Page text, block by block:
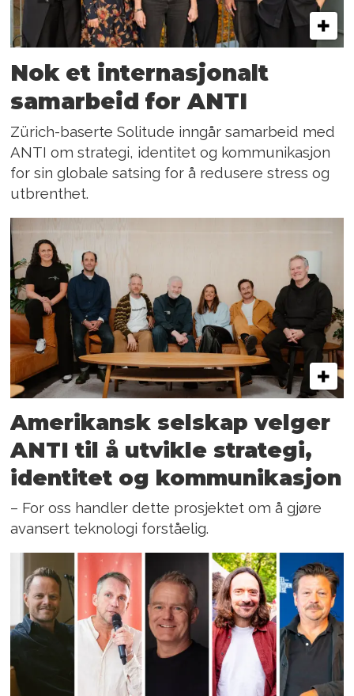
Nok et internasjonalt
samarbeid for ANTI
Zürich-baserte Solitude inngår samarbeid med
ANTI om strategi, identitet og kommunikasjon
for sin globale satsing for å redusere stress og
utbrenthet.
Amerikansk selskap velger
ANTI til å utvikle strategi,
identitet og kommunikasjon
– For oss handler dette prosjektet om å gjøre
avansert teknologi forståelig.